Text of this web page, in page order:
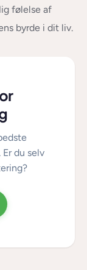
følelse af
byrde i dit liv.
du selv